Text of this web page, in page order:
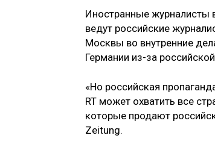
Иностранные журналисты
ведут российские
Москвы во внутренние
Германии из-за
«Но российская
RT может охватить все
которые продают
Zeitung.